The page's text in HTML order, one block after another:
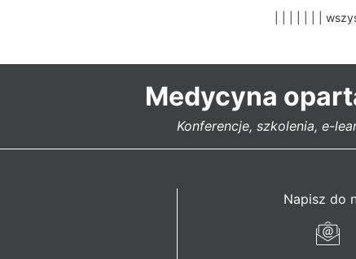
Medycyna
Konferencje, szkolenia, e-
Napisz do